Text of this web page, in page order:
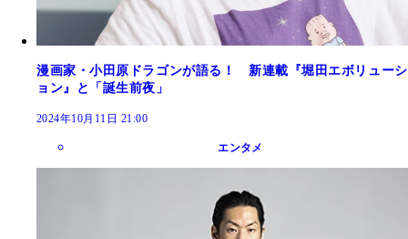
漫画家・小田原ドラゴンが語る！ 新連載『堀田エボリューシ
ョン』と「誕生前夜」
2024年10月11日 21:00
エンタメ